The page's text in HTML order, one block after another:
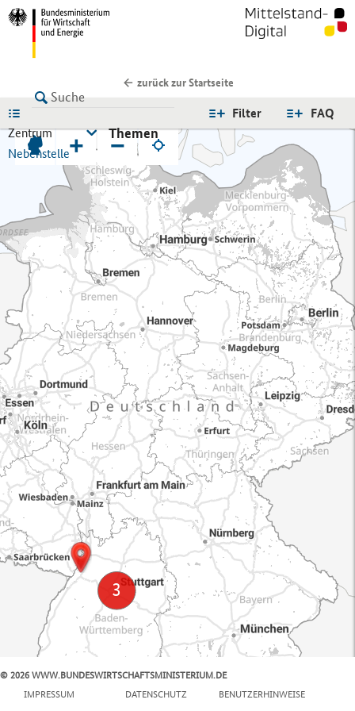
zurück zur Startseite
FAQ
Filter
Zentrum
Nebenstelle
Themen
+ −
© 2026 WWW.BUNDESWIRTSCHAFTSMINISTERIUM.DE
IMPRESSUM
DATENSCHUTZ BENUTZERHINWEISE